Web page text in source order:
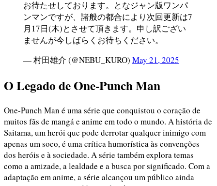
お待たせしております。となジャン版ワンパ
ンマンですが、諸般の都合により次回更新は7
月17日(木)とさせて頂きます。申し訳ござい
ませんが今しばらくお待ちください。
— 村田雄介 (@NEBU_KURO) May 21, 2025
O Legado de One-Punch Man
One-Punch Man é uma série que conquistou o coração de
muitos fãs de mangá e anime em todo o mundo. A história de
Saitama, um herói que pode derrotar qualquer inimigo com
apenas um soco, é uma crítica humorística às convenções
dos heróis e à sociedade. A série também explora temas
como a amizade, a lealdade e a busca por significado. Com a
adaptação em anime, a série alcançou um público ainda